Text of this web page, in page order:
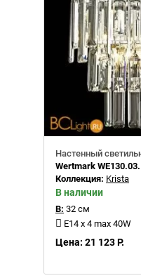
Настенный
Wertmark
Коллекция: Krista
В наличии
В: 32 см
E14 x 4 max 40W
Цена: 21 123 Р.